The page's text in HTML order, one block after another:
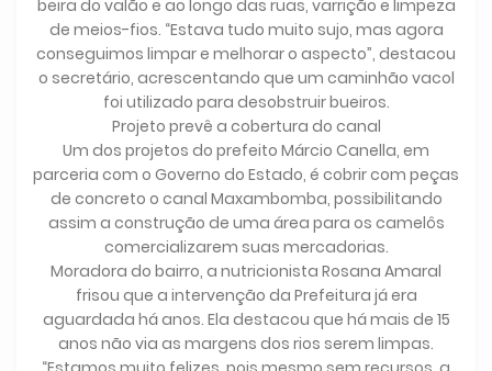
beira do valão e ao longo das ruas, varrição e limpeza
de meios-fios. “Estava tudo muito sujo, mas agora
conseguimos limpar e melhorar o aspecto”, destacou
o secretário, acrescentando que um caminhão vacol
foi utilizado para desobstruir bueiros.
Projeto prevê a cobertura do canal
Um dos projetos do prefeito Márcio Canella, em
parceria com o Governo do Estado, é cobrir com peças
de concreto o canal Maxambomba, possibilitando
assim a construção de uma área para os camelôs
comercializarem suas mercadorias.
Moradora do bairro, a nutricionista Rosana Amaral
frisou que a intervenção da Prefeitura já era
aguardada há anos. Ela destacou que há mais de 15
anos não via as margens dos rios serem limpas.